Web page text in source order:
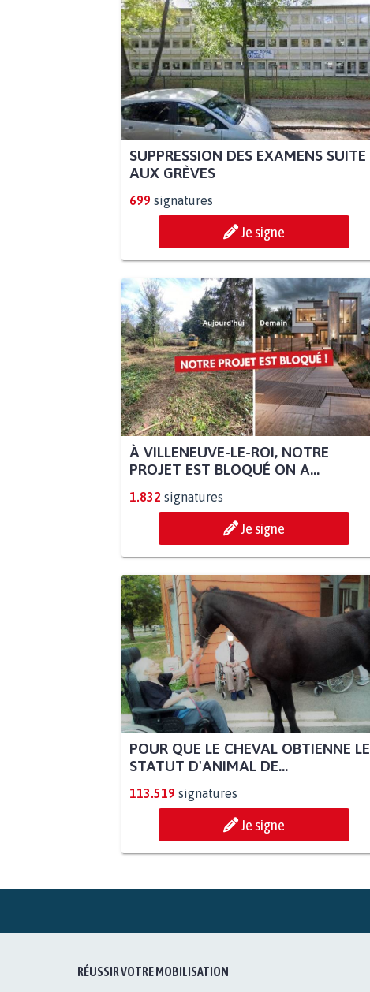
SUPPRESSION DES EXAMENS SUITE
AUX GRÈVES
699 signatures
Je signe
À VILLENEUVE-LE-ROI, NOTRE
PROJET EST BLOQUÉ ON A...
1.832 signatures
Je signe
POUR QUE LE CHEVAL OBTIENNE LE
STATUT D'ANIMAL DE...
113.519 signatures
Je signe
RÉUSSIR VOTRE MOBILISATION